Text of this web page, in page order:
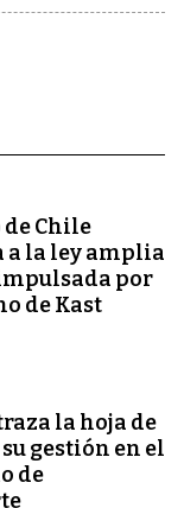
de Chile
a la ley amplia
por
de Kast
la hoja de
gestión en el
de